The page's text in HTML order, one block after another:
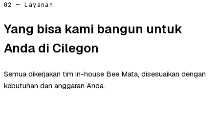
02 — Layanan
Yang bisa kami bangun untuk
Anda di Cilegon
Semua dikerjakan tim in-house Bee Mata, disesuaikan dengan
kebutuhan dan anggaran Anda.